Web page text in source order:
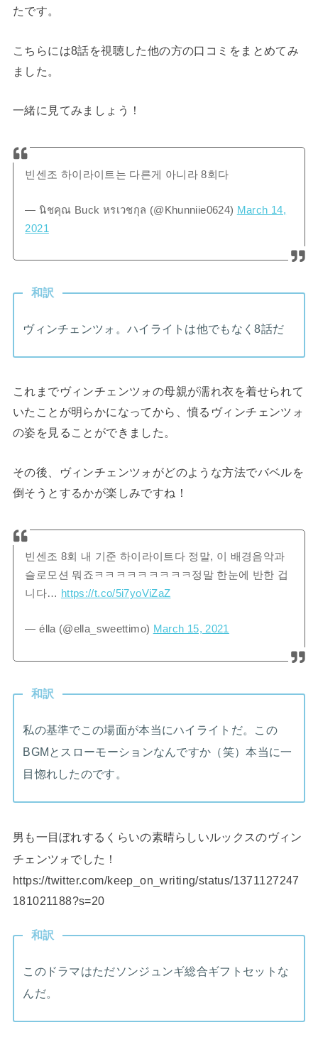
たです。
こちらには8話を視聴した他の方の口コミをまとめてみ
ました。
一緒に見てみましょう！
빈센조 하이라이트는 다른게 아니라 8회다
— นิชคุณ Buck หรเวชกุล (@Khunniie0624) March 14,
2021
和訳
ヴィンチェンツォ。ハイライトは他でもなく8話だ
これまでヴィンチェンツォの母親が濡れ衣を着せられて
いたことが明らかになってから、憤るヴィンチェンツォ
の姿を見ることができました。
その後、ヴィンチェンツォがどのような方法でバベルを
倒そうとするかが楽しみですね！
빈센조 8회 내 기준 하이라이트다 정말, 이 배경음악과
슬로모션 뭐죠ㅋㅋㅋㅋㅋㅋㅋㅋㅋ정말 한눈에 반한 겁
니다… https://t.co/5i7yoViZaZ
— élla (@ella_sweettimo) March 15, 2021
和訳
私の基準でこの場面が本当にハイライトだ。この
BGMとスローモーションなんですか（笑）本当に一
目惚れしたのです。
男も一目ぼれするくらいの素晴らしいルックスのヴィン
チェンツォでした！
https://twitter.com/keep_on_writing/status/1371127247
181021188?s=20
和訳
このドラマはただソンジュンギ総合ギフトセットな
んだ。